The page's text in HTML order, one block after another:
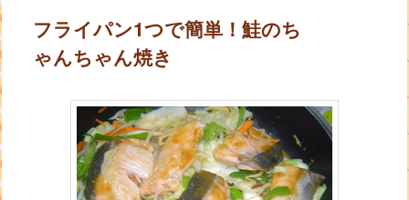
フライパン1つで簡単！鮭のち
ゃんちゃん焼き